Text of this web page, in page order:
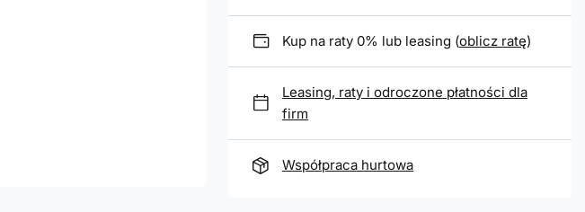
Kup na raty 0% lub leasing (oblicz ratę)
Leasing, raty i odroczone płatności dla
firm
Współpraca hurtowa